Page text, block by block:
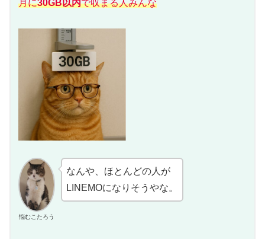
月に30GB以内で収まる人みんな
悩むこたろう
なんや、ほとんどの人が
LINEMOになりそうやな。